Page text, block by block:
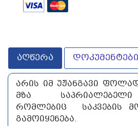
აღწერა დოკუმენტები
ᲐᲠᲘᲡ ᲘᲛ ᲣᲟᲐᲜᲒᲐᲕᲘ
ᲛᲖᲐ
ᲠᲝᲛᲚᲔᲑᲘᲪ ᲡᲐᲙᲕᲔᲑᲘᲡ
ᲒᲐᲛᲝᲘᲧᲔᲜᲔᲑᲐ.